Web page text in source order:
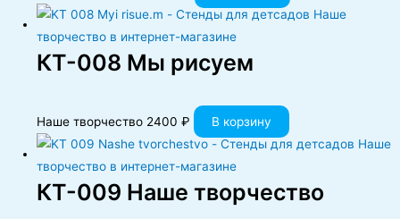
КT-008 Мы рисуем
Наше творчество 2400₽ В корзину
КT-009 Наше творчество